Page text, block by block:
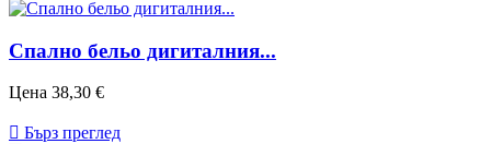
Спално бельо дигиталния...
Цена 38,30 €
 Бърз преглед